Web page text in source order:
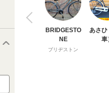
BRIDGESTO
NE
ブリヂストン
あさひ
車